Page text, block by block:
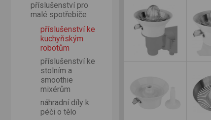
příslušenství pro
malé spotřebiče
příslušenství ke
kuchyňským
robotům
příslušenství ke
stolním a
smoothie
mixérům
náhradní díly k
péči o tělo